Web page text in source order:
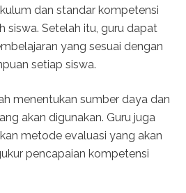
dan standar kompetensi
siswa. Setelah itu, guru dapat
yang sesuai dengan
setiap siswa.
menentukan sumber daya dan
akan digunakan. Guru juga
metode evaluasi yang akan
pencapaian kompetensi